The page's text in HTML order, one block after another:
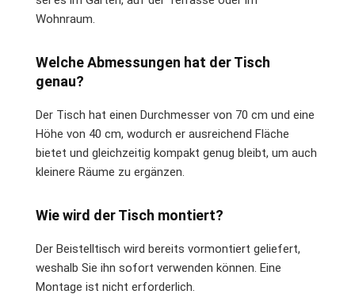
Wohnraum.
Welche Abmessungen hat der Tisch
genau?
Der Tisch hat einen Durchmesser von 70 cm und eine
Höhe von 40 cm, wodurch er ausreichend Fläche
bietet und gleichzeitig kompakt genug bleibt, um auch
kleinere Räume zu ergänzen.
Wie wird der Tisch montiert?
Der Beistelltisch wird bereits vormontiert geliefert,
weshalb Sie ihn sofort verwenden können. Eine
Montage ist nicht erforderlich.